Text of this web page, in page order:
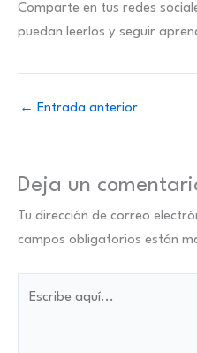
Comparte en tus redes
puedan leerlos y seguir
← Entrada anterior
Deja un
Tu dirección de correo
campos obligatorios están